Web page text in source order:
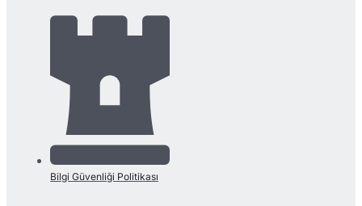
Bilgi Güvenliği Politikası